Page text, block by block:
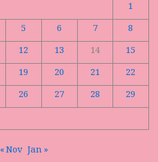
1
5 6 7
8
12 13 14
15
19 20 21
22
26 27 28
29
« Nov Jan »